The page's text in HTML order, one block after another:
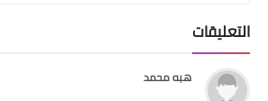
التعليقات
هبه محمد